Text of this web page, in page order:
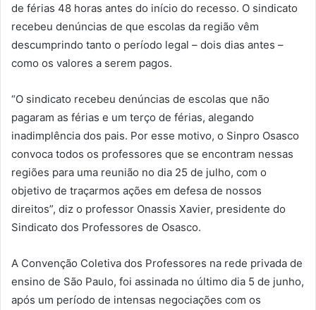
de férias 48 horas antes do início do recesso. O sindicato
recebeu denúncias de que escolas da região vêm
descumprindo tanto o período legal – dois dias antes –
como os valores a serem pagos.
“O sindicato recebeu denúncias de escolas que não
pagaram as férias e um terço de férias, alegando
inadimplência dos pais. Por esse motivo, o Sinpro Osasco
convoca todos os professores que se encontram nessas
regiões para uma reunião no dia 25 de julho, com o
objetivo de traçarmos ações em defesa de nossos
direitos”, diz o professor Onassis Xavier, presidente do
Sindicato dos Professores de Osasco.
A Convenção Coletiva dos Professores na rede privada de
ensino de São Paulo, foi assinada no último dia 5 de junho,
após um período de intensas negociações com os